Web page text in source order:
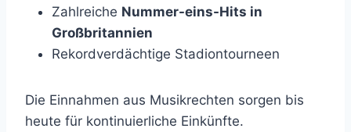
Zahlreiche Nummer-eins-Hits in
Großbritannien
Rekordverdächtige Stadiontourneen
Die Einnahmen aus Musikrechten sorgen bis
heute für kontinuierliche Einkünfte.